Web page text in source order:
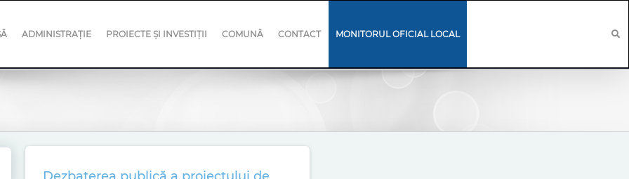
ADMINISTRAȚIE PROIECTE ȘI INVESTIȚII COMUNĂ CONTACT MONITORUL OFICIAL LOCAL